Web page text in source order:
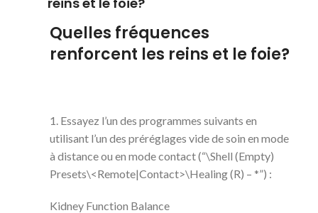
Quelles fréquences
renforcent les reins et le foie?
1. Essayez l’un des programmes suivants en
utilisant l’un des préréglages vide de soin en mode
à distance ou en mode contact (“\Shell (Empty)
Presets\<Remote|Contact>\Healing (R) – *”) :
Kidney Function Balance